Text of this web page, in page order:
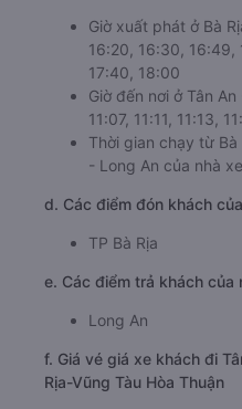
Giờ xuất phát ở Bà
16:20, 16:30, 16:49,
17:40, 18:00
Giờ đến nơi ở Tân
11:07, 11:11, 11:13,
Thời gian chạy từ Bà
- Long An của nhà xe
d. Các điểm đón khách
TP Bà Rịa
e. Các điểm trả khách của
Long An
f. Giá vé giá xe khách đi
Rịa-Vũng Tàu Hòa Thuận